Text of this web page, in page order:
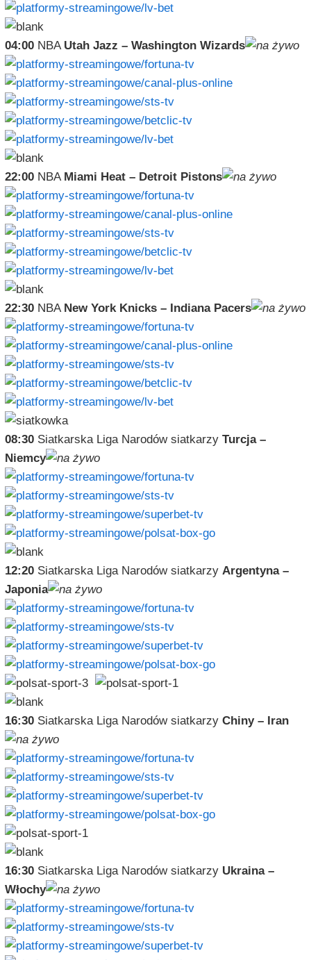
04:00NBA Utah Jazz – Washington Wizards
22:00NBA Miami Heat – Detroit Pistons
22:30NBA New York Knicks – Indiana Pacers
08:30Siatkarska Liga Narodów siatkarzy Turcja –
Niemcy
12:20Siatkarska Liga Narodów siatkarzy Argentyna –
Japonia
16:30Siatkarska Liga Narodów siatkarzy Chiny – Iran
16:30Siatkarska Liga Narodów siatkarzy Ukraina –
Włochy